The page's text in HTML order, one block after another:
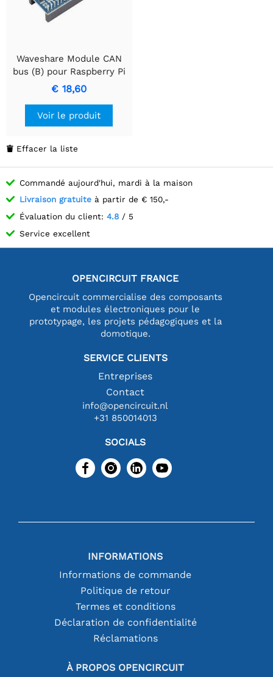
Waveshare Module CAN
bus (B) pour Raspberry Pi
Pico, permettant une
communication longue
distance via SPI.
€ 18,60
Voir le produit
 Effacer la liste
Commandé aujourd'hui, mardi à la maison
Livraison gratuite à partir de € 150,-
Évaluation du client: 4.8 / 5
Service excellent
OPENCIRCUIT FRANCE
Opencircuit commercialise des composants
et modules électroniques pour le
prototypage, les projets pédagogiques et la
domotique.
SERVICE CLIENTS
Entreprises
Contact
info@opencircuit.nl
+31 850014013
SOCIALS
INFORMATIONS
Informations de commande
Politique de retour
Termes et conditions
Déclaration de confidentialité
Réclamations
À PROPOS OPENCIRCUIT